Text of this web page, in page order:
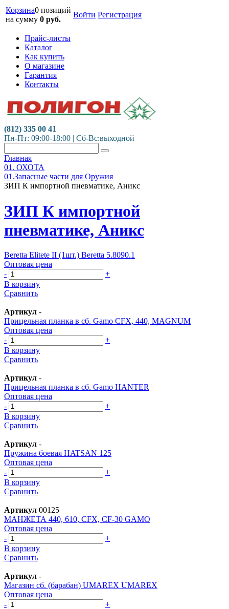
Корзина0 позиций
на сумму 0 руб.
Войти Регистрация
Прайс-листы
Каталог
Как купить
О магазине
Гарантия
Контакты
(812) 335 00 41
Пн-Пт: 09:00-18:00 | Сб-Вс:выходной
Главная
01. ОХОТА
01.Запасные части для Оружия
ЗИП К импортной пневматике, Аникс
ЗИП К импортной
пневматике, Аникс
Beretta Elitete II (1шт.) Beretta 5.8090.1
Оптовая цена
-
+
В корзину
Сравнить
Артикул -
Прицельная планка в сб. Gamo СFX, 440, MAGNUM
Оптовая цена
-
+
В корзину
Сравнить
Артикул -
Прицельная планка в сб. Gamo HANTER
Оптовая цена
-
+
В корзину
Сравнить
Артикул -
Пружина боевая HATSAN 125
Оптовая цена
-
+
В корзину
Сравнить
Артикул 00125
МАНЖЕТА 440, 610, CFX, СF-30 GAMO
Оптовая цена
-
+
В корзину
Сравнить
Артикул -
Магазин сб. (барабан) UMAREX UMAREX
Оптовая цена
-
+